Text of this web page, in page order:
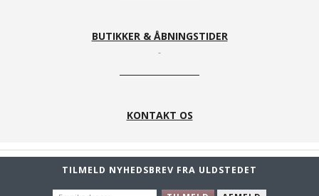
BUTIKKER & ÅBNINGSTIDER
KONTAKT OS
TILMELD NYHEDSBREV FRA ULDSTEDET